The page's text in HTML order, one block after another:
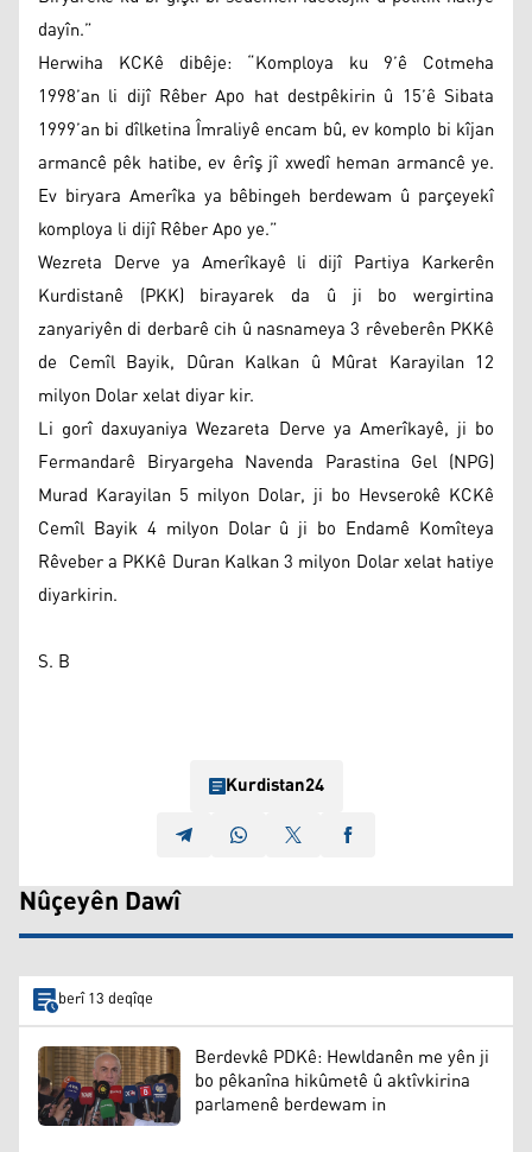
dayîn.”
Herwiha KCKê dibêje: “Komploya ku 9’ê Cotmeha
1998’an li dijî Rêber Apo hat destpêkirin û 15’ê Sibata
1999’an bi dîlketina Îmraliyê encam bû, ev komplo bi kîjan
armancê pêk hatibe, ev êrîş jî xwedî heman armancê ye.
Ev biryara Amerîka ya bêbingeh berdewam û parçeyekî
komploya li dijî Rêber Apo ye.”
Wezreta Derve ya Amerîkayê li dijî Partiya Karkerên
Kurdistanê (PKK) birayarek da û ji bo wergirtina
zanyariyên di derbarê cih û nasnameya 3 rêveberên PKKê
de Cemîl Bayik, Dûran Kalkan û Mûrat Karayilan 12
milyon Dolar xelat diyar kir.
Li gorî daxuyaniya Wezareta Derve ya Amerîkayê, ji bo
Fermandarê Biryargeha Navenda Parastina Gel (NPG)
Murad Karayilan 5 milyon Dolar, ji bo Hevserokê KCKê
Cemîl Bayik 4 milyon Dolar û ji bo Endamê Komîteya
Rêveber a PKKê Duran Kalkan 3 milyon Dolar xelat hatiye
diyarkirin.
S. B
Kurdistan24
Nûçeyên Dawî
berî 13 deqîqe
Berdevkê PDKê: Hewldanên me yên ji
bo pêkanîna hikûmetê û aktîvkirina
parlamenê berdewam in